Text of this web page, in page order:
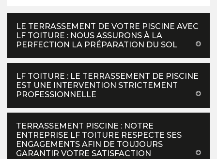
LE TERRASSEMENT DE VOTRE PISCINE AVEC
LF TOITURE : NOUS ASSURONS À LA
PERFECTION LA PRÉPARATION DU SOL
LF TOITURE : LE TERRASSEMENT DE PISCINE
EST UNE INTERVENTION STRICTEMENT
PROFESSIONNELLE
TERRASSEMENT PISCINE : NOTRE
ENTREPRISE LF TOITURE RESPECTE SES
ENGAGEMENTS AFIN DE TOUJOURS
GARANTIR VOTRE SATISFACTION